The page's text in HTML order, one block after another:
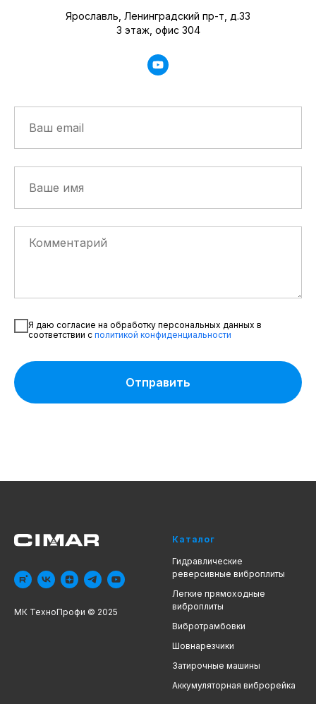
Ярославль, Ленинградский пр-т, д.33
3 этаж, офис 304
Я даю согласие на обработку персональных данных в
соответствии с политикой конфиденциальности
Отправить
МК ТехноПрофи © 2025
Каталог
Гидравлические
реверсивные виброплиты
Легкие прямоходные
виброплиты
Вибротрамбовки
Шовнарезчики
Затирочные машины
Аккумуляторная виброрейка